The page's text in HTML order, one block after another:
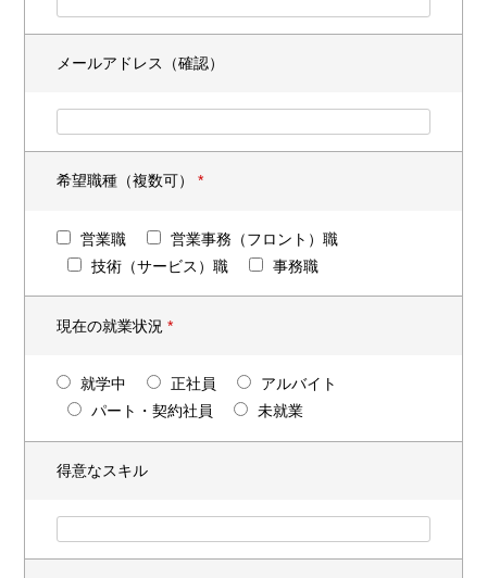
メールアドレス（確認）
希望職種（複数可）*
営業職
営業事務（フロント）職
技術（サービス）職
事務職
現在の就業状況*
就学中 正社員
アルバイト
パート・契約社員
未就業
得意なスキル